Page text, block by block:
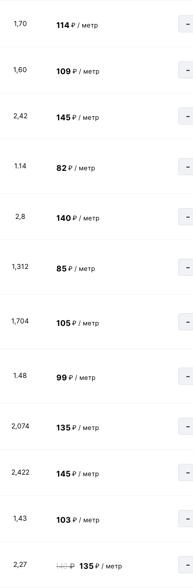
1,70 114 ₽ / метр -
1,60 109 ₽ / метр -
2,42 145 ₽ / метр -
1.14 82 ₽ / метр -
2,8 140 ₽ / метр -
1,312 85 ₽ / метр -
1,704 105 ₽ / метр -
1.48 99 ₽ / метр -
2,074 135 ₽ / метр -
2,422 145 ₽ / метр -
1,43 103 ₽ / метр -
2,27 140₽ 135 ₽ / метр -